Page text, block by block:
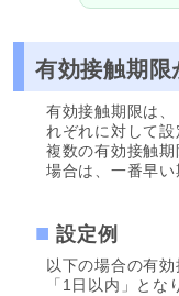
有効接触期限
有効接触期限は
れぞれに対して設
複数の有効接触
場合は、一番早い
設定例
以下の場合の有
「1日以内」とな